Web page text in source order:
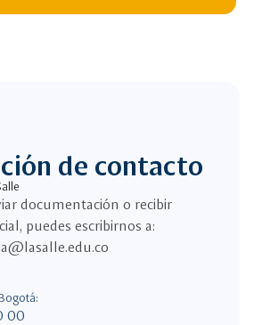
de contacto
documentación o recibir
puedes escribirnos a:
00